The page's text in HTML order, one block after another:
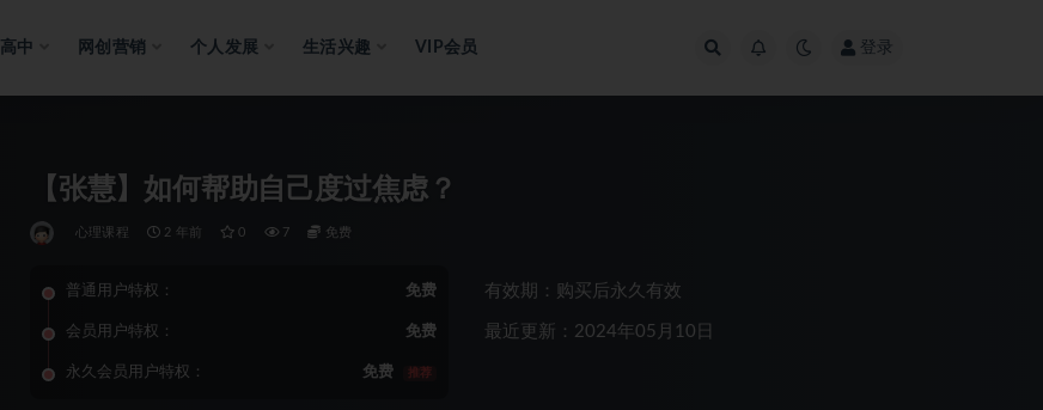
高中 网创营销 个人发展 生活兴趣 VIP会员 登录
【张慧】如何帮助自己度过焦虑？
心理课程 2 年前 0 7 免费
普通用户特权： 免费
会员用户特权： 免费
永久会员用户特权： 免费 推荐
有效期：购买后永久有效
最近更新：2024年05月10日